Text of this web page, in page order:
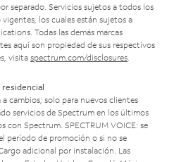
separado. Servicios sujetos a todos los
los cuales están sujetos a
Todas las demás marcas
aquí son propiedad de sus respectivos
visita spectrum.com/disclosures
cambios; solo para nuevos clientes
servicios de Spectrum en los últimos
con Spectrum. SPECTRUM VOICE: se
período de promoción o si no se
adicional por instalación. Las